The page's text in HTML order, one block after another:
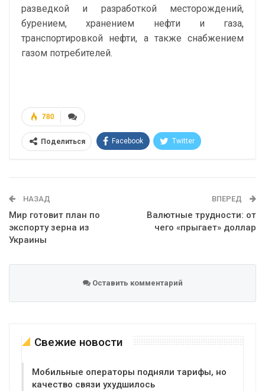
разведкой и разработкой месторождений,
бурением, хранением нефти и газа,
транспортировкой нефти, а также снабжением
газом потребителей.
780
Поделиться Facebook Twitter
НАЗАД
Мир готовит план по
экспорту зерна из
Украины
ВПЕРЕД
Валютные трудности: от
чего «прыгает» доллар
Оставить комментарий
Свежие новости
Мобильные операторы подняли тарифы, но
качество связи ухудшилось